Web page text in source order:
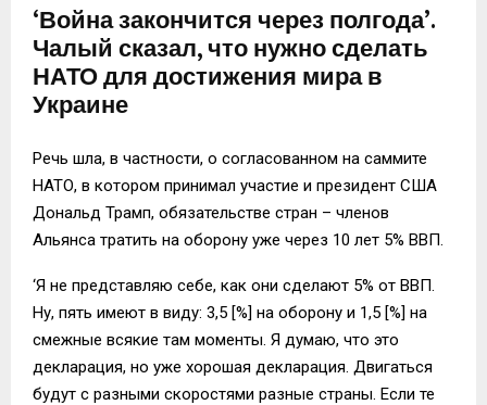
‘Война закончится через полгода’.
Чалый сказал, что нужно сделать
НАТО для достижения мира в
Украине
Речь шла, в частности, о согласованном на саммите
НАТО, в котором принимал участие и президент США
Дональд Трамп, обязательстве стран – членов
Альянса тратить на оборону уже через 10 лет 5% ВВП.
‘Я не представляю себе, как они сделают 5% от ВВП.
Ну, пять имеют в виду: 3,5 [%] на оборону и 1,5 [%] на
смежные всякие там моменты. Я думаю, что это
декларация, но уже хорошая декларация. Двигаться
будут с разными скоростями разные страны. Если те